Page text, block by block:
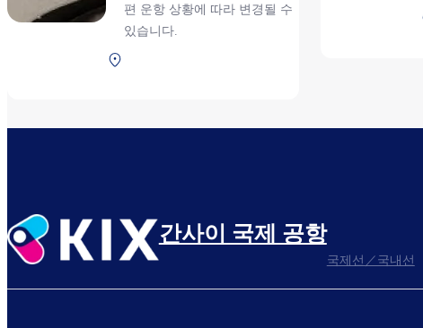
편 운항 상황에 따라 변경될 수
있습니다.
간사이 국제 공항
국제선／국내선